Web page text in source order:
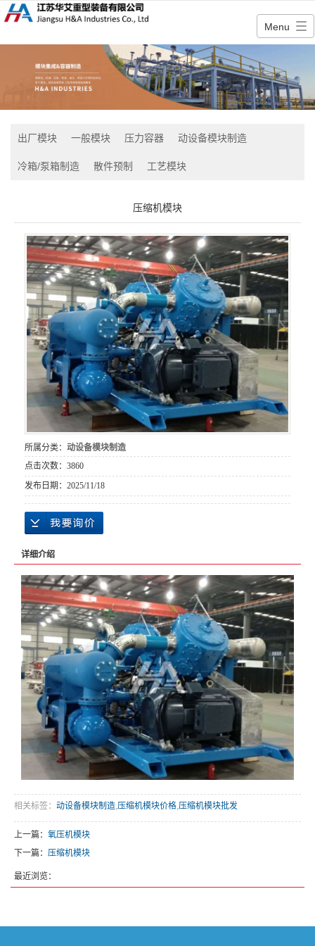
Menu
出厂模块 一般模块 压力容器 动设备模块制造
冷箱/泵箱制造 散件预制 工艺模块
压缩机模块
所属分类： 动设备模块制造
点击次数： 3860
发布日期： 2025/11/18
详细介绍
相关标签： 动设备模块制造,压缩机模块价格,压缩机模块批发
上一篇： 氧压机模块
下一篇： 压缩机模块
最近浏览：